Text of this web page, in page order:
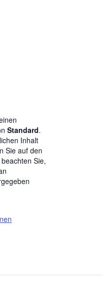
Standard.
Inhalt
Sie auf den
Sie,